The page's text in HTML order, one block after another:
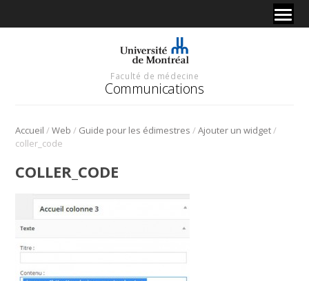
Faculté de médecine
Communications
Accueil /Web / Guide pour les édimestres /Ajouter un widget/
coller_code
COLLER_CODE